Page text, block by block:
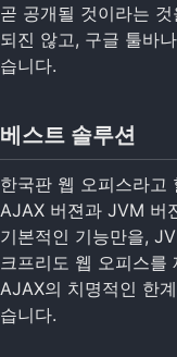
곧 공개될 것이라는
되진 않고, 구글 툴바
습니다.
베스트 솔루션
한국판 웹 오피스라고
AJAX 버젼과 JVM 버
기본적인 기능만을,
크프리도 웹 오피스를
AJAX의 치명적인 한
습니다.